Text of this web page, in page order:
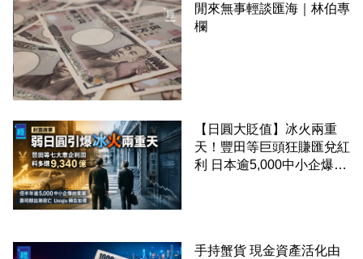
閒來無事輕談匯海｜林伯專
欄
【日圓大貶值】冰火兩重
天！豐田等巨頭狂賺匯兌紅
利 日本逾5,000中小企爆結
手持蟹貨 現金資產活化由